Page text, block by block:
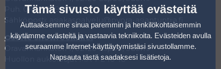
Puh. 040-7709853
Sähköposti:
asiakaspalvelu@pyora-asiantuntija.fi
Osoite showroomille:
Oravannahkatori 1, 02120 Espoo, Suomi
Huollon aukioloajat MA-PE 10-18
Tämä sivusto käyttää evästeitä
Auttaaksemme sinua paremmin ja henkilökohtaisemmin
käytämme evästeitä ja vastaavia tekniikoita. Evästeiden avulla
seuraamme Internet-käyttäytymistäsi sivustollamme.
Napsauta tästä saadaksesi lisätietoja.